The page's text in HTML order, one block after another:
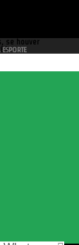
se houver